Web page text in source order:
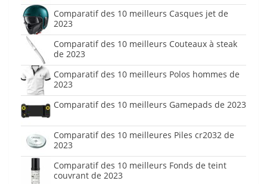
Comparatif des 10 meilleurs Casques jet de
2023
Comparatif des 10 meilleurs Couteaux à steak
de 2023
Comparatif des 10 meilleurs Polos hommes de
2023
Comparatif des 10 meilleurs Gamepads de 2023
Comparatif des 10 meilleures Piles cr2032 de
2023
Comparatif des 10 meilleurs Fonds de teint
couvrant de 2023